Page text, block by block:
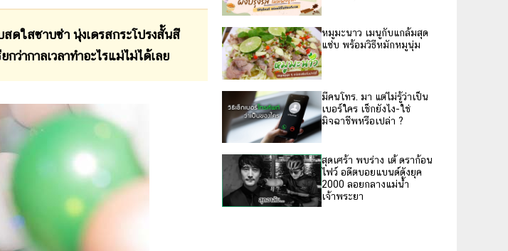
ดใสซาบซ่า นุ่งเดรสกระโปรงสั้นสี
ว่ากาลเวลาทำอะไรแม่ไม่ได้เลย
หมูมะนาว เมนูกับแกล้มสุด
แซ่บ พร้อมวิธีหมักหมูนุ่ม
มีคนโทร. มา แต่ไม่รู้ว่าเป็น
เบอร์ใคร เช็กยังไง-ใช่
มิจฉาชีพหรือเปล่า ?
สุดเศร้า พบร่าง เต้ ดราก้อน
ไฟว์ อดีตบอยแบนด์ดังยุค
2000 ลอยกลางแม่น้ำ
เจ้าพระยา